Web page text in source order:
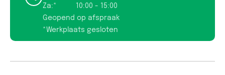
Za:*
10:00 - 15:00
Geopend op afspraak
*Werkplaats gesloten